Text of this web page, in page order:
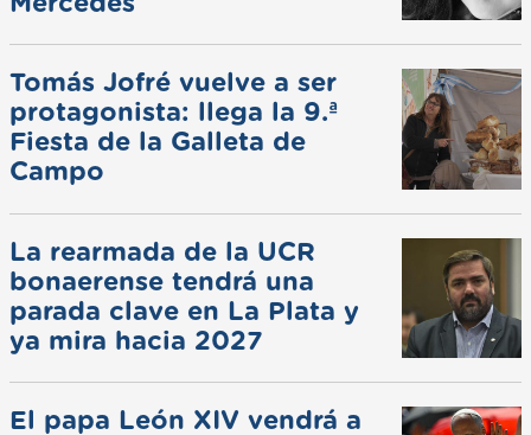
Tomás Jofré vuelve a ser
protagonista: llega la 9.ª
Fiesta de la Galleta de
Campo
La rearmada de la UCR
bonaerense tendrá una
parada clave en La Plata y
ya mira hacia 2027
El papa León XIV vendrá a